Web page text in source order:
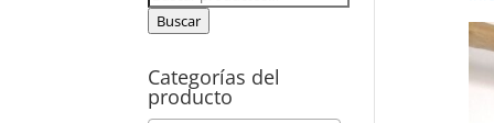
por:
Buscar
Categorías del
producto